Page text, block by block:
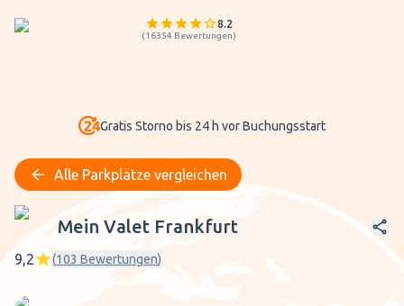
8.2
(16354 Bewertungen)
Gratis Storno bis 24 h vor Buchungsstart
Alle Parkplätze vergleichen
Mein Valet Frankfurt
Mein Valet Frankfurt
9,2 (103 Bewertungen)